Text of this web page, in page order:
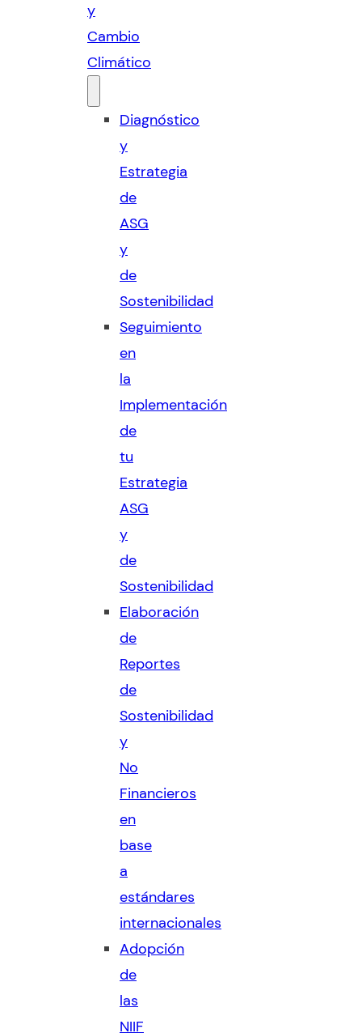
y
Cambio
Climático
Diagnóstico
y
Estrategia
de
ASG
y
de
Sostenibilidad
Seguimiento
en
la
Implementación
de
tu
Estrategia
ASG
y
de
Sostenibilidad
Elaboración
de
Reportes
de
Sostenibilidad
y
No
Financieros
en
base
a
estándares
internacionales
Adopción
de
las
NIIF